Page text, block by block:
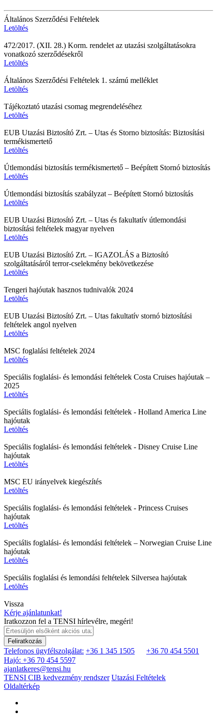
Általános Szerződési Feltételek
Letöltés
472/2017. (XII. 28.) Korm. rendelet az utazási szolgáltatásokra
vonatkozó szerződésekről
Letöltés
Általános Szerződési Feltételek 1. számú melléklet
Letöltés
Tájékoztató utazási csomag megrendeléséhez
Letöltés
EUB Utazási Biztosító Zrt. – Utas és Storno biztosítás: Biztosítási
termékismertető
Letöltés
Útlemondási biztosítás termékismertető – Beépített Stornó biztosítás
Letöltés
Útlemondási biztosítás szabályzat – Beépített Stornó biztosítás
Letöltés
EUB Utazási Biztosító Zrt. – Utas és fakultatív útlemondási
biztosítási feltételek magyar nyelven
Letöltés
EUB Utazási Biztosító Zrt. – IGAZOLÁS a Biztosító
szolgáltatásáról terror-cselekmény bekövetkezése
Letöltés
Tengeri hajóutak hasznos tudnivalók 2024
Letöltés
EUB Utazási Biztosító Zrt. – Utas fakultatív stornó biztosítási
feltételek angol nyelven
Letöltés
MSC foglalási feltételek 2024
Letöltés
Speciális foglalási- és lemondási feltételek Costa Cruises hajóutak –
2025
Letöltés
Speciális foglalási- és lemondási feltételek - Holland America Line
hajóutak
Letöltés
Speciális foglalási- és lemondási feltételek - Disney Cruise Line
hajóutak
Letöltés
MSC EU irányelvek kiegészítés
Letöltés
Speciális foglalási- és lemondási feltételek - Princess Cruises
hajóutak
Letöltés
Speciális foglalási- és lemondási feltételek – Norwegian Cruise Line
hajóutak
Letöltés
Speciális foglalási és lemondási feltételek Silversea hajóutak
Letöltés
Vissza
Kérje ajánlatunkat!
Iratkozzon fel a TENSI hírlevélre, megéri!
Feliratkozás
Telefonos ügyfélszolgálat: +36 1 345 1505
+36 70 454 5501
Hajó: +36 70 454 5597
ajanlatkeres@tensi.hu
TENSI CIB kedvezmény rendszer Utazási Feltételek
Oldaltérkép